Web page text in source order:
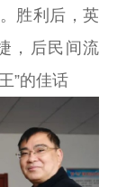
胜利后，英
，后民间流
”的佳话